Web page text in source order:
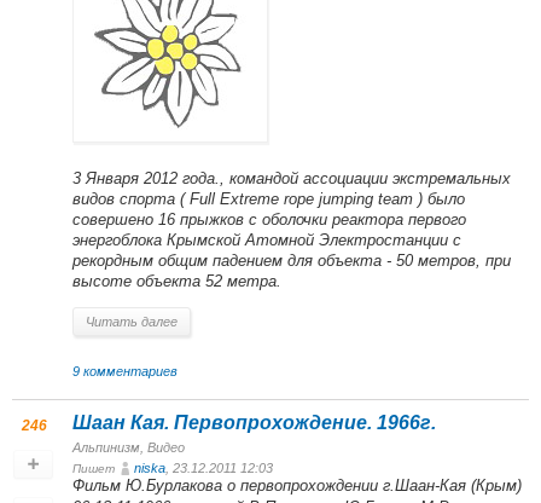
3 Января 2012 года., командой ассоциации экстремальных
видов спорта ( Full Extreme rope jumping team ) было
совершено 16 прыжков с оболочки реактора первого
энергоблока Крымской Атомной Электростанции с
рекордным общим падением для объекта - 50 метров, при
высоте объекта 52 метра.
Читать далее
9 комментариев
246 Шаан Кая. Первопрохождение. 1966г.
Альпинизм Видео
Пишет niska , 23.12.2011 12:03
Фильм Ю.Бурлакова о первопрохождении г.Шаан-Кая (Крым)